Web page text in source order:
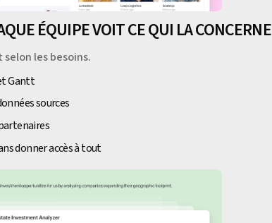
ÉQUIPE VOIT CE QUI LA CONCERNE
les besoins.
Gantt
sources
donner accès à tout